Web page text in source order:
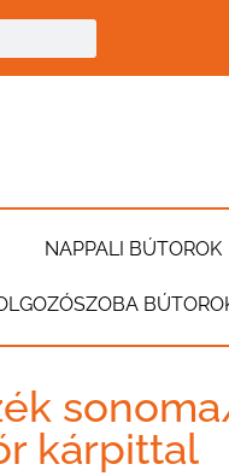
NAPPALI BÚTOROK
kárpittal